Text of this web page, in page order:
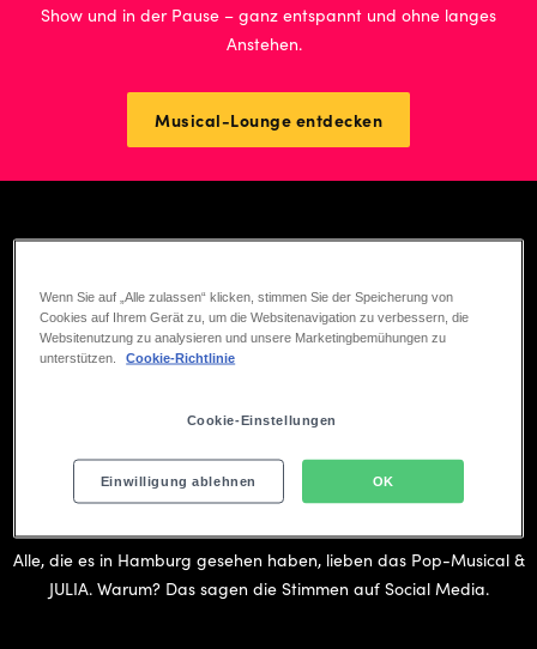
Show und in der Pause – ganz entspannt und ohne langes
Anstehen.
Musical-Lounge entdecken
DIE COMMUNITY
Stimmen zu & JULIA - Das Pop-Musical
Alle, die es in Hamburg gesehen haben, lieben das Pop-Musical &
JULIA. Warum? Das sagen die Stimmen auf Social Media.
Mute
Wenn Sie auf „Alle zulassen“ klicken, stimmen Sie der Speicherung von
Cookies auf Ihrem Gerät zu, um die Websitenavigation zu verbessern, die
Websitenutzung zu analysieren und unsere Marketingbemühungen zu
unterstützen.
Cookie-Richtlinie
Cookie-Einstellungen
Einwilligung ablehnen OK